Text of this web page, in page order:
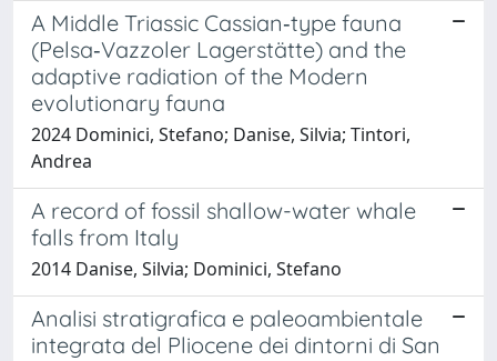
A Middle Triassic Cassian‐type fauna
(Pelsa‐Vazzoler Lagerstätte) and the
adaptive radiation of the Modern
evolutionary fauna
2024 Dominici, Stefano; Danise, Silvia; Tintori,
Andrea
A record of fossil shallow-water whale
falls from Italy
2014 Danise, Silvia; Dominici, Stefano
Analisi stratigrafica e paleoambientale
integrata del Pliocene dei dintorni di San